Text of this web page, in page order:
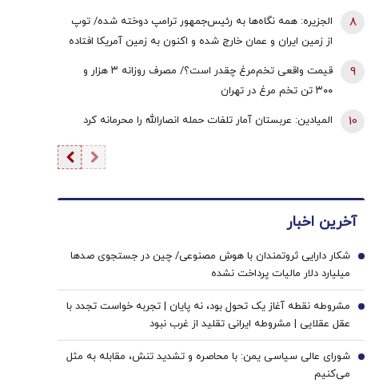
اولویت‌های بانک مرکزی در شرایط فعلی
الجزیره: همه نگاه‌ها به رئیس‌جمهور ترامپ دوخته شده/ توپ
از زمین ایران و عمان خارج شده و اکنون به زمین آمریکا افتاده
8
قیمت واقعی تخم‌مرغ چقدر است؟/ مصرف روزانه ۳ هزار و
۳۰۰ تن تخم مرغ در تهران
9
المیادین: عربستان آمار تلفات حمله انصارالله را محرمانه کرد 10
آخرین اخبار
شکار دارایی ثروتمندان با هوش مصنوعی/ چین در جستجوی صدها
میلیارد دلار مالیات پرداخت نشده
1
مشروطه نقطه آغاز یک تحول بود، نه پایان | تجربه خواست تجدد با
عقل عقلایی | مشروطه ایرانی تقلید از غرب نبود
2
شورای عالی سیاسی یمن: با محاصره و تشدید تنش، مقابله به مثل
می‌کنیم
3